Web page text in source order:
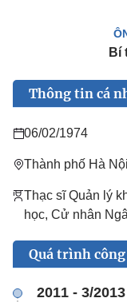
Bí
Thông tin cá
06/02/1974
Thành phố Hà Nội
Thạc sĩ Quản lý
học, Cử nhân
Quá trình
2011 - 3/2013